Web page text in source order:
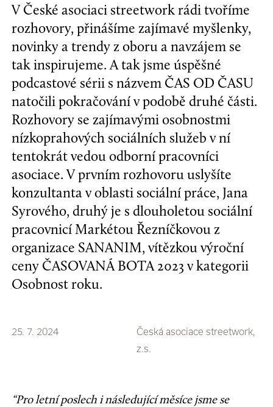
V České asociaci streetwork rádi tvoříme
rozhovory, přinášíme zajímavé myšlenky,
novinky a trendy z oboru a navzájem se
tak inspirujeme. A tak jsme úspěšné
podcastové sérii s názvem ČAS OD ČASU
natočili pokračování v podobě druhé části.
Rozhovory se zajímavými osobnostmi
nízkoprahových sociálních služeb v ní
tentokrát vedou odborní pracovníci
asociace. V prvním rozhovoru uslyšíte
konzultanta v oblasti sociální práce, Jana
Syrového, druhý je s dlouholetou sociální
pracovnicí Markétou Řezníčkovou z
organizace SANANIM, vítězkou výroční
ceny ČASOVANÁ BOTA 2023 v kategorii
Osobnost roku.
25. 7. 2024
Česká asociace streetwork,
z.s.
“Pro letní poslech i následující měsíce jsme se